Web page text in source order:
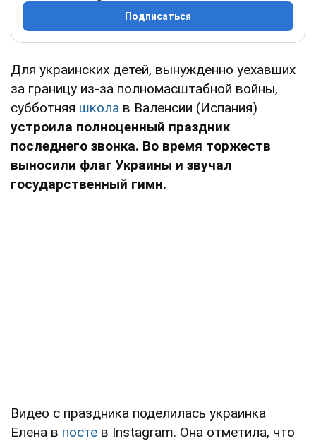
Подписаться
Для украинских детей, вынужденно уехавших
за границу из-за полномасштабной войны,
субботняя школа в Валенсии (Испания)
устроила полноценный праздник
последнего звонка. Во время торжеств
выносили флаг Украины и звучал
государственный гимн.
Видео с праздника поделилась украинка
Елена в посте в Instagram. Она отметила, что